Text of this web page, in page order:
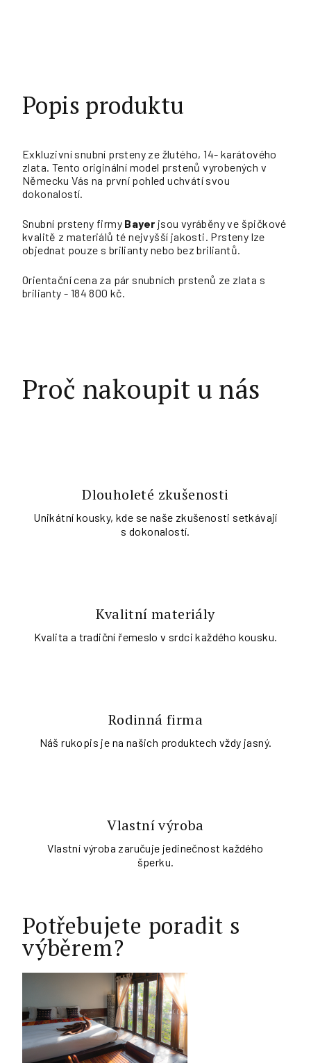
Popis produktu
Exkluzivní snubní prsteny ze žlutého, 14- karátového
zlata. Tento originální model prstenů vyrobených v
Německu Vás na první pohled uchvátí svou
dokonalostí.
Snubní prsteny firmy Bayer jsou vyráběny ve špičkové
kvalitě z materiálů té nejvyšší jakosti. Prsteny lze
objednat pouze s brilianty nebo bez briliantů.
Orientační cena za pár snubních prstenů ze zlata s
brilianty - 184 800 kč.
Proč nakoupit u nás
Dlouholeté zkušenosti
Unikátní kousky, kde se naše zkušenosti setkávají
s dokonalostí.
Kvalitní materiály
Kvalita a tradiční řemeslo v srdci každého kousku.
Rodinná firma
Náš rukopis je na našich produktech vždy jasný.
Vlastní výroba
Vlastní výroba zaručuje jedinečnost každého
šperku.
Potřebujete poradit s
výběrem?